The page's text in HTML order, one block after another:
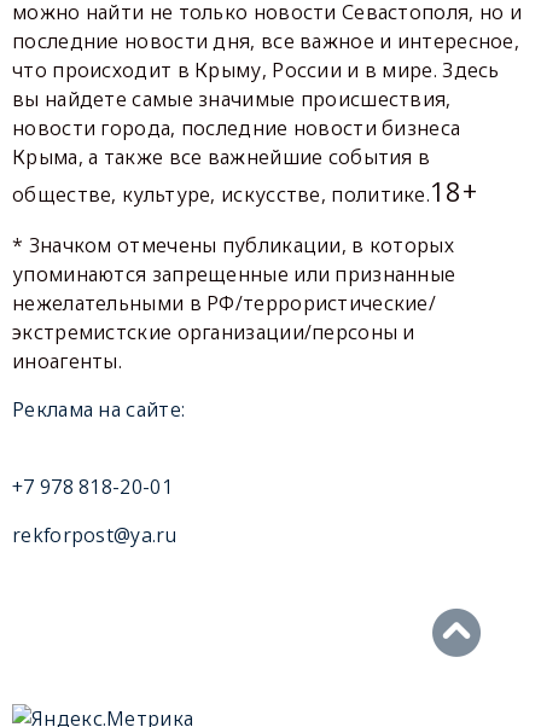
можно найти не только новости Севастополя, но и
последние новости дня, все важное и интересное,
что происходит в Крыму, России и в мире. Здесь
вы найдете самые значимые происшествия,
новости города, последние новости бизнеса
Крыма, а также все важнейшие события в
обществе, культуре, искусстве, политике.18+
* Значком отмечены публикации, в которых
упоминаются запрещенные или признанные
нежелательными в РФ/террористические/
экстремистские организации/персоны и
иноагенты.
Реклама на сайте:
+7 978 818-20-01
rekforpost@ya.ru